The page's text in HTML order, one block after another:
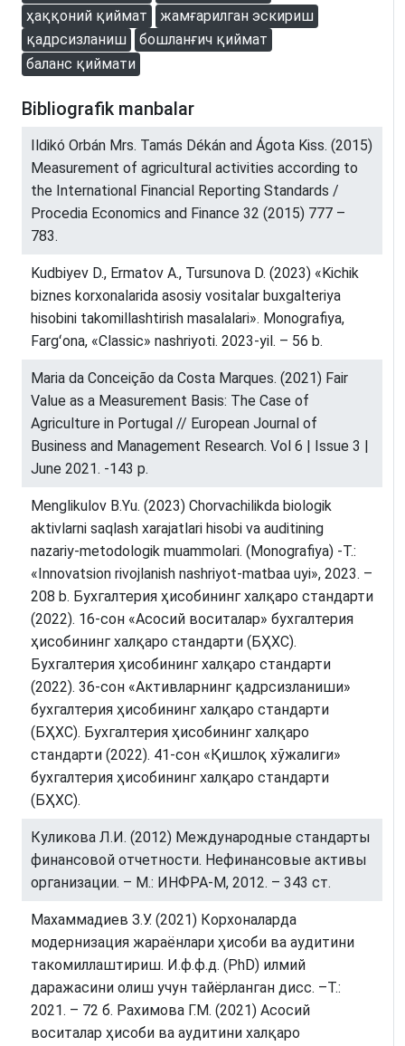
ҳаққоний қиймат
жамғарилган эскириш
қадрсизланиш
бошланғич қиймат
баланс қиймати
Bibliografik manbalar
Ildikó Orbán Mrs. Tamás Dékán and Ágota Kiss. (2015)
Measurement of agricultural activities according to
the International Financial Reporting Standards /
Procedia Economics and Finance 32 (2015) 777 –
783.
Kudbiyev D., Ermatov A., Tursunova D. (2023) «Kichik
biznes korxonalarida asosiy vositalar buxgalteriya
hisobini takomillashtirish masalalari». Monografiya,
Fargʻona, «Classic» nashriyoti. 2023-yil. – 56 b.
Maria da Conceição da Costa Marques. (2021) Fair
Value as a Measurement Basis: The Case of
Agriculture in Portugal // European Journal of
Business and Management Research. Vol 6 | Issue 3 |
June 2021. -143 p.
Menglikulov B.Yu. (2023) Chorvachilikda biologik
aktivlarni saqlash xarajatlari hisobi va auditining
nazariy-metodologik muammolari. (Monografiya) -T.:
«Innovatsion rivojlanish nashriyot-matbaa uyi», 2023. –
208 b. Бухгалтерия ҳисобининг халқаро стандарти
(2022). 16-сон «Асосий воситалар» бухгалтерия
ҳисобининг халқаро стандарти (БҲХС).
Бухгалтерия ҳисобининг халқаро стандарти
(2022). 36-сон «Активларнинг қадрсизланиши»
бухгалтерия ҳисобининг халқаро стандарти
(БҲХС). Бухгалтерия ҳисобининг халқаро
стандарти (2022). 41-сон «Қишлоқ хўжалиги»
бухгалтерия ҳисобининг халқаро стандарти
(БҲХС).
Куликова Л.И. (2012) Международные стандарты
финансовой отчетности. Нефинансовые активы
организации. – М.: ИНФРА-М, 2012. – 343 ст.
Махаммадиев З.У. (2021) Корхоналарда
модернизация жараёнлари ҳисоби ва аудитини
такомиллаштириш. И.ф.ф.д. (PhD) илмий
даражасини олиш учун тайёрланган дисс. –Т.:
2021. – 72 б. Рахимова Г.М. (2021) Асосий
воситалар ҳисоби ва аудитини халқаро